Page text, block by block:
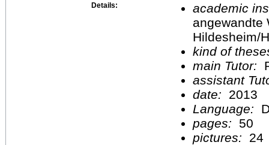
Details:
academic
angewandte
Hildesheim/
kind of
main Tutor:
assistant
date:
2013
Language:
pages:
50
pictures:
24